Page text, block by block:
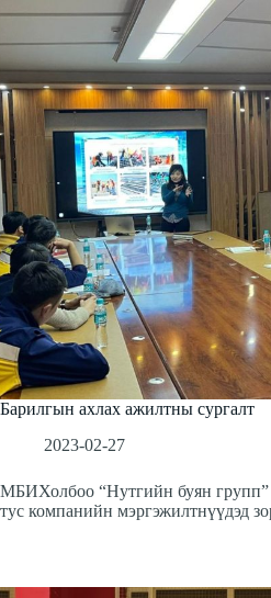
Барилгын ахлах ажилтны сургалт
2023-02-27
МБИХолбоо “Нутгийн буян
тус компанийн мэргэжилтнүүдэд